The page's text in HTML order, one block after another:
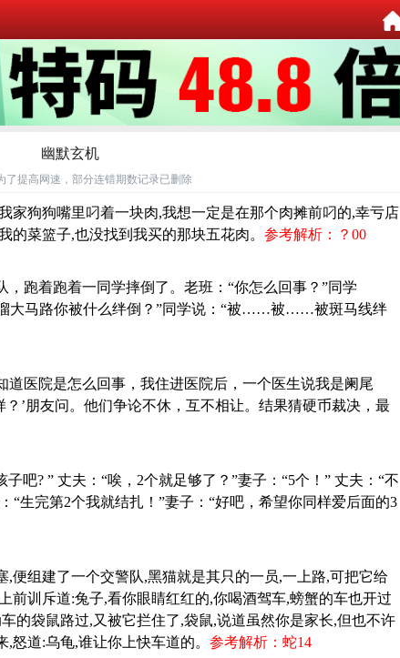
幽默玄机
了提高网速，部分连错期数记录已删除
家狗狗嘴里叼着一块肉,我想一定是在那个肉摊前叼的,幸亏店
的菜篮子,也没找到我买的那块五花肉。 参考解析：？00
，跑着跑着一同学摔倒了。老班：“你怎么回事？”同学
大马路你被什么绊倒？”同学说：“被……被……被斑马线绊
道医院是怎么回事，我住进医院后，一个医生说我是阑尾
’朋友问。他们争论不休，互不相让。结果猜硬币裁决，最
吧? ” 丈夫：“唉，2个就足够了？”妻子：“5个！” 丈夫：“不
“生完第2个我就结扎！”妻子：“好吧，希望你同样爱后面的3
,便组建了一个交警队,黑猫就是其只的一员,一上路,可把它给
前训斥道:兔子,看你眼睛红红的,你喝酒驾车,螃蟹的车也开过
的袋鼠路过,又被它拦住了,袋鼠,说道虽然你是家长,但也不许
怒道:乌龟,谁让你上快车道的。 参考解析：蛇14